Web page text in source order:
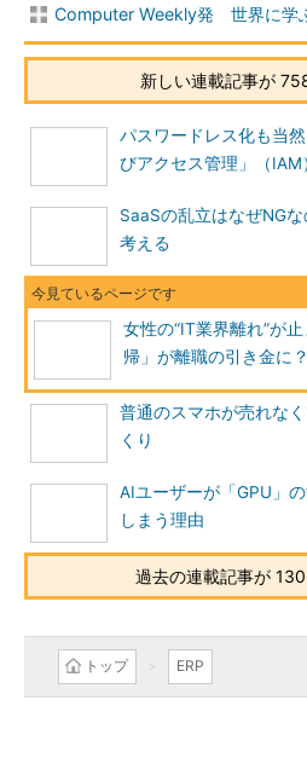
Computer Weekly発 世界に学
新しい連載記事が
パスワードレス化も当
びアクセス管理」（IAM
SaaSの乱立はなぜNG
考える
女性の“IT業界離れ”が
帰」が離職の引き金に？
普通のスマホが売れな
くり
AIユーザーが「GPU」
しまう理由
過去の連載記事が
トップ ERP